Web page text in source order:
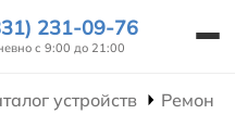
231-09-76
с 9:00 до 21:00
устройств Ремонт